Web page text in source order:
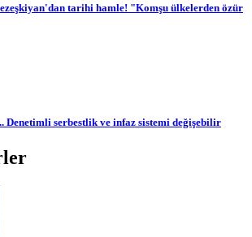
tarihi hamle! "Komşu ülkelerden özür
Denetimli serbestlik ve infaz sistemi değişebilir